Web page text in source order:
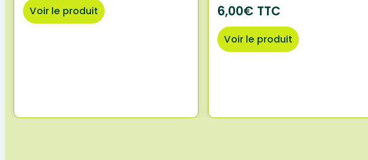
Voir le produit 6,00€ TTC
Voir le produit